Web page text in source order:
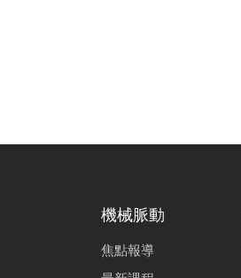
機械脈動
焦點報導